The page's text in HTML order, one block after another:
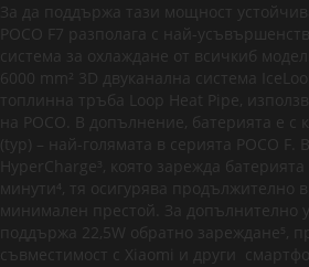
За да поддържа тази мощност
POCO F7 разполага с най-
система за охлаждане от всичкиб
6000 mm² 3D двуканална система
топлинна тръба Loop Heat Pipe,
на POCO. В допълнение, батерията е с
(typ) – най-голямата в серията POCO F.
HyperCharge³, която зарежда батерията
минути⁴, тя осигурява продължително
минимален престой. За допълнително
поддържа 22,5W обратно зареждане⁵,
съвместимост с Xiaomi и други